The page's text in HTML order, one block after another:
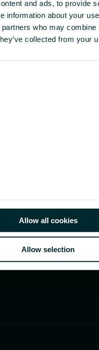
and ads, to provide
information about your
who may
collected from your
Allow all cookies
Allow selection